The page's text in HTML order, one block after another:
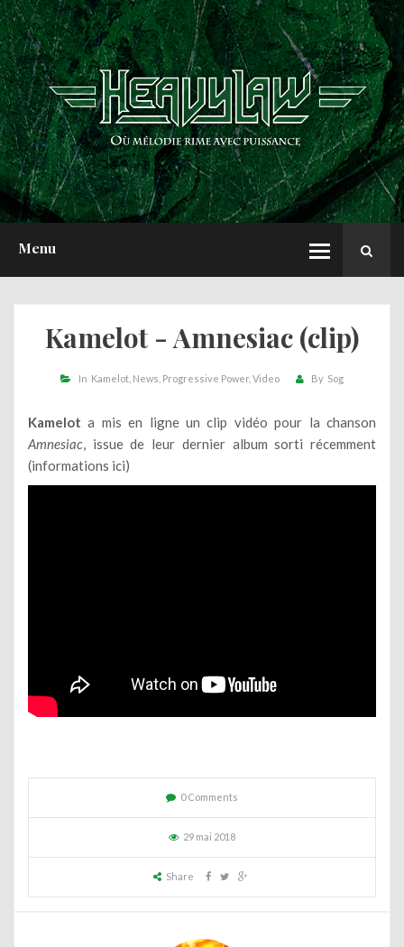
Menu
ACCUEIL
NEWS
CHRONIQUES
INTERVIEWS
REPORTS
A PROPOS
Kamelot - Amnesiac (clip)
In Kamelot News Progressive Power Video By Sog
Kamelot a mis en ligne un clip vidéo pour la chanson
Amnesiac, issue de leur dernier album sorti récemment
(informations ici)
0 Comments
29 mai 2018
Share